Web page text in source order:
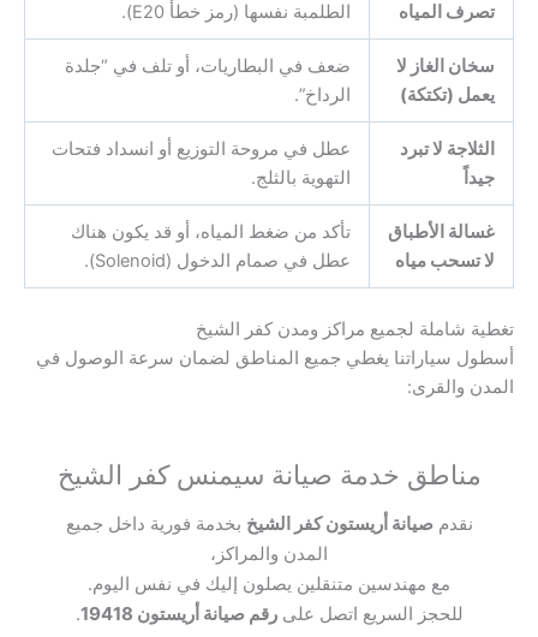
تصرف المياه
الطلمبة نفسها (رمز خطأ E20).
سخان الغاز لا
يعمل (تكتكة)
ضعف في البطاريات، أو تلف في “جلدة
الرداخ”.
الثلاجة لا تبرد
جيداً
عطل في مروحة التوزيع أو انسداد فتحات
التهوية بالثلج.
غسالة الأطباق
لا تسحب مياه
تأكد من ضغط المياه، أو قد يكون هناك
عطل في صمام الدخول (Solenoid).
تغطية شاملة لجميع مراكز ومدن كفر الشيخ
أسطول سياراتنا يغطي جميع المناطق لضمان سرعة الوصول في
المدن والقرى:
مناطق خدمة صيانة سيمنس كفر الشيخ
نقدمصيانة أريستون كفر الشيخ بخدمة فورية داخل جميع
المدن والمراكز،
مع مهندسين متنقلين يصلون إليك في نفس اليوم.
للحجز السريع اتصل علىرقم صيانة أريستون 19418 .